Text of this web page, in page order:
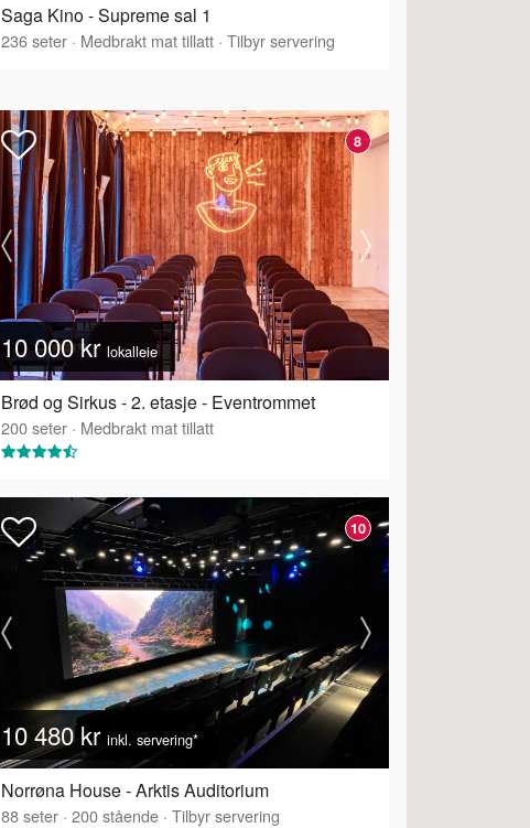
·Tilbyr servering
Saga Kino - Supreme sal 1
236seter · Medbrakt mat tillatt · Tilbyr servering
8
10 000 kr lokalleie
Brød og Sirkus - 2. etasje - Eventrommet
200seter · Medbrakt mat tillatt
10
10 480 kr inkl. servering*
Norrøna House - Arktis Auditorium
88seter · 200stående · Tilbyr servering